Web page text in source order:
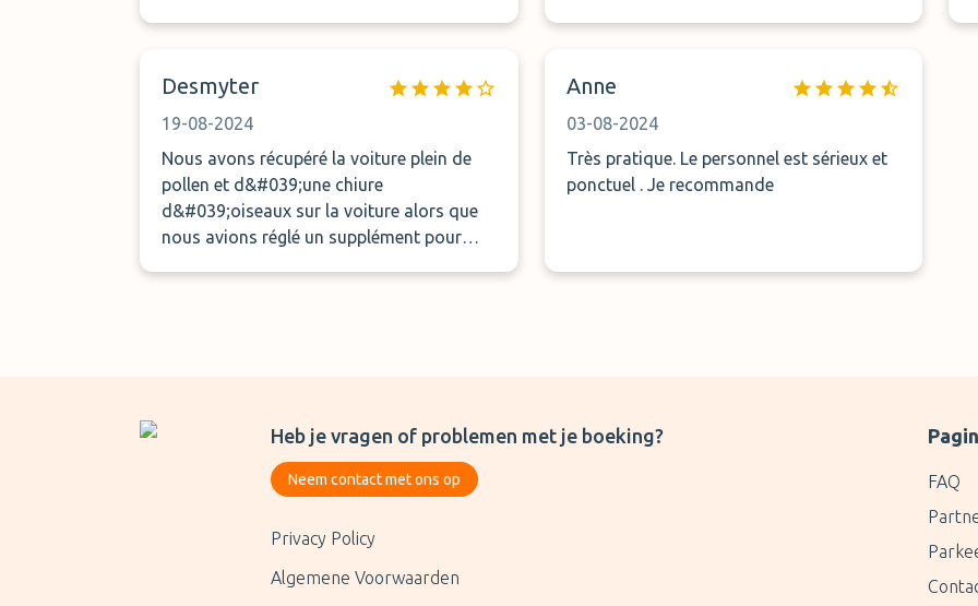
Desmyter
19-08-2024
Nous avons récupéré la voiture plein de
pollen et d&#039;une chiure
d&#039;oiseaux sur la voiture alors que
nous avions réglé un supplément pour
Anne
03-08-2024
Très pratique. Le personnel est sérieux et
ponctuel . Je recommande
Heb je vragen of problemen met je boeking?
Neem contact met ons op
Privacy Policy
Algemene Voorwaarden
FAQ